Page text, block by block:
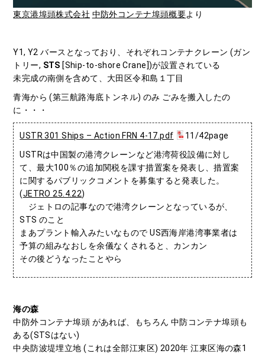
東京港埠頭株式会社 中防外コンテナ埠頭概要より
Y1, Y2 バースとなっており、それぞれコンテナクレーン (ガン
トリー, STS [Ship-to-shore Crane])が設置されている
未完成の南側を含めて、大田区令和島１丁目
青海から (第三航路海底トンネル) のみ ごみを搬入したの
に・・・
USTR 301 Ships – Action FRN 4-17.pdf
11/42page
USTRは中国製の港湾クレーンなど港湾荷役設備に対し
て、最大100％の追加関税を課す措置案を発表し、措置案
に関するパブリックコメントを募集すると発表した。
(JETRO 25.4.22)
ジェトロの記事なので港湾クレーンとなっているが、
STS のこと
まあプラント輸入みたいなもので US西海岸港湾事業者は
予算の組みなおしを余儀なくされると、カンカン
その後どうなったことやら
海の森
中防外コンテナ埠頭 があれば、もちろん 中防コンテナ埠頭も
ある(STSはない)
中央防波堤埋立地 (これは全部江東区) 2020年 江東区海の森1